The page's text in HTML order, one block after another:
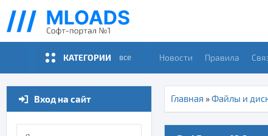
КАТЕГОРИИ все Новости Правила
Главная »Файлы и
Вход на сайт